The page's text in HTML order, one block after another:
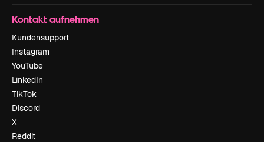
Kontakt aufnehmen
Kundensupport
Instagram
YouTube
LinkedIn
TikTok
Discord
X
Reddit